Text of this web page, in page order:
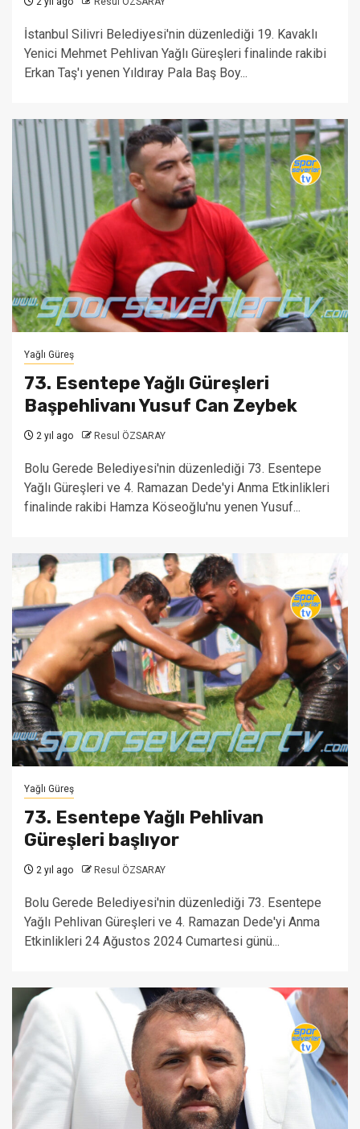
İstanbul Silivri Belediyesi'nin düzenlediği 19. Kavaklı
Yenici Mehmet Pehlivan Yağlı Güreşleri finalinde rakibi
Erkan Taş'ı yenen Yıldıray Pala Baş Boy...
Yağlı Güreş
73. Esentepe Yağlı Güreşleri
Başpehlivanı Yusuf Can Zeybek
2 yıl ago Resul ÖZSARAY
Bolu Gerede Belediyesi'nin düzenlediği 73. Esentepe
Yağlı Güreşleri ve 4. Ramazan Dede'yi Anma Etkinlikleri
finalinde rakibi Hamza Köseoğlu'nu yenen Yusuf...
Yağlı Güreş
73. Esentepe Yağlı Pehlivan
Güreşleri başlıyor
2 yıl ago Resul ÖZSARAY
Bolu Gerede Belediyesi'nin düzenlediği 73. Esentepe
Yağlı Pehlivan Güreşleri ve 4. Ramazan Dede'yi Anma
Etkinlikleri 24 Ağustos 2024 Cumartesi günü...